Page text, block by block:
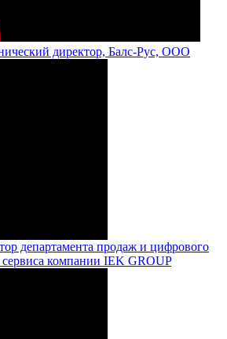
директор, Балс-Рус, ООО
департамента продаж и цифрового
сервиса компании IEK GROUP